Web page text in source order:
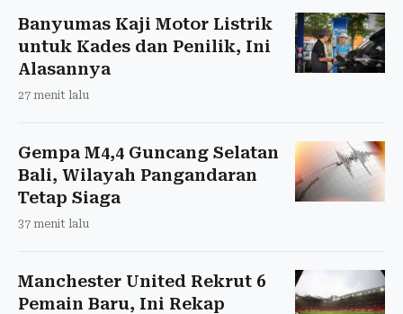
Banyumas Kaji Motor Listrik
untuk Kades dan Penilik, Ini
Alasannya
27 menit lalu
Gempa M4,4 Guncang Selatan
Bali, Wilayah Pangandaran
Tetap Siaga
37 menit lalu
Manchester United Rekrut 6
Pemain Baru, Ini Rekap